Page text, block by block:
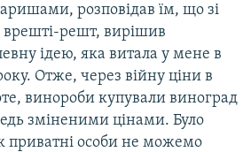
розповідав їм, що зі
решт, вирішив
ідею, яка витала у мене в
Отже, через війну ціни в
винороби купували виноград
зміненими цінами. Було
приватні особи не можемо